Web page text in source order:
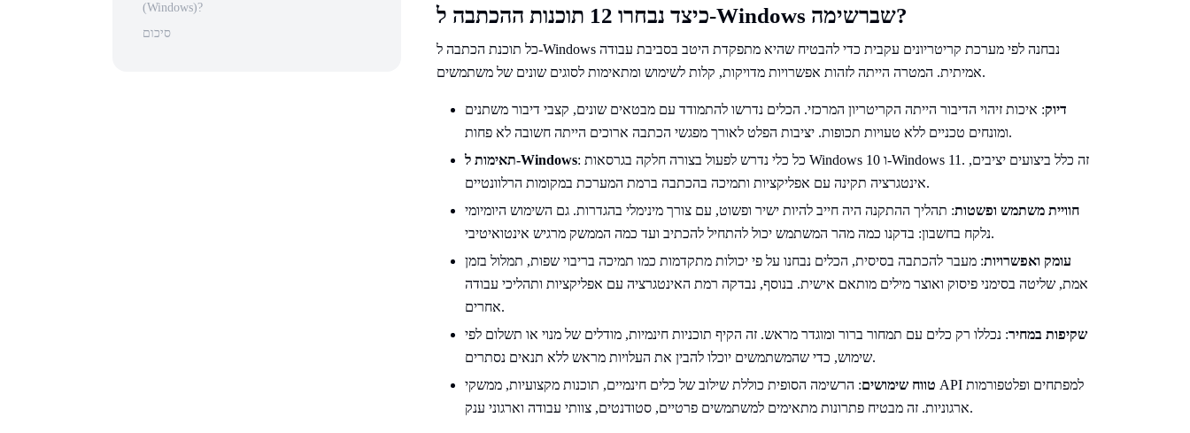
(Windows)?
סיכום
כיצד נבחרו 12 תוכנות ההכתבה ל-Windows שברשימה?
כל תוכנת הכתבה ל-Windows נבחנה לפי מערכת קריטריונים עקבית כדי להבטיח שהיא מתפקדת היטב בסביבת עבודה
אמיתית. המטרה הייתה לזהות אפשרויות מדויקות, קלות לשימוש ומתאימות לסוגים שונים של משתמשים.
דיוק: איכות זיהוי הדיבור הייתה הקריטריון המרכזי. הכלים נדרשו להתמודד עם מבטאים שונים, קצבי דיבור משתנים
ומונחים טכניים ללא טעויות תכופות. יציבות הפלט לאורך מפגשי הכתבה ארוכים הייתה חשובה לא פחות.
תאימות ל-Windows: כל כלי נדרש לפעול בצורה חלקה בגרסאות Windows 10 ו-Windows 11. זה כלל ביצועים יציבים,
אינטגרציה תקינה עם אפליקציות ותמיכה בהכתבה ברמת המערכת במקומות הרלוונטיים.
חוויית משתמש ופשטות: תהליך ההתקנה היה חייב להיות ישיר ופשוט, עם צורך מינימלי בהגדרות. גם השימוש היומיומי
נלקח בחשבון: בדקנו כמה מהר המשתמש יכול להתחיל להכתיב ועד כמה הממשק מרגיש אינטואיטיבי.
עומק ואפשרויות: מעבר להכתבה בסיסית, הכלים נבחנו על פי יכולות מתקדמות כמו תמיכה בריבוי שפות, תמלול בזמן
אמת, שליטה בסימני פיסוק ואוצר מילים מותאם אישית. בנוסף, נבדקה רמת האינטגרציה עם אפליקציות ותהליכי עבודה
אחרים.
שקיפות במחיר: נכללו רק כלים עם תמחור ברור ומוגדר מראש. זה הקיף תוכניות חינמיות, מודלים של מנוי או תשלום לפי
שימוש, כדי שהמשתמשים יוכלו להבין את העלויות מראש ללא תנאים נסתרים.
טווח שימושים: הרשימה הסופית כוללת שילוב של כלים חינמיים, תוכנות מקצועיות, ממשקי API למפתחים ופלטפורמות
ארגוניות. זה מבטיח פתרונות מתאימים למשתמשים פרטיים, סטודנטים, צוותי עבודה וארגוני ענק.